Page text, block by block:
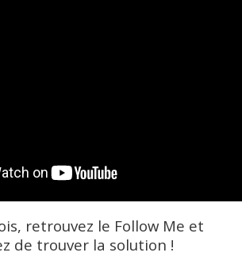
retrouvez le Follow Me et
de trouver la solution !